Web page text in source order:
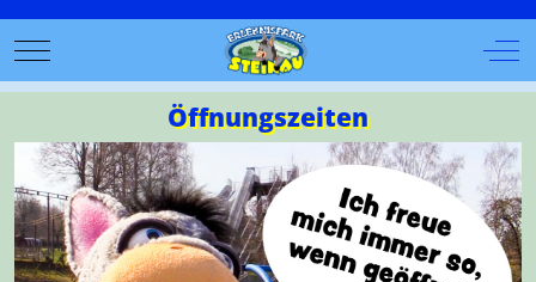
Mobile Menu Toggle Off-
Öffnungszeiten